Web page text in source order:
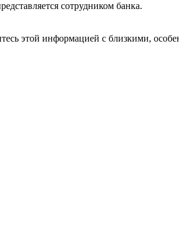
сотрудником банка.
этой информацией с близкими,